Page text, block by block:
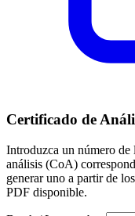
Certificado de
Introduzca un número de
análisis (CoA)
generar uno a partir de
PDF disponible.